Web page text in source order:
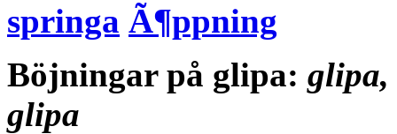
springa Ã¶ppning
Böjningar på glipa: glipa,
glipa